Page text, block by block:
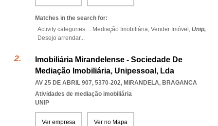
Matches in the search for:
Activity categories: ...Mediação Imobiliária, Vender Imóvel, Unip,
Desejo arrendar...
Imobiliária Mirandelense - Sociedade De
Mediação Imobiliária, Unipessoal, Lda
AV 25 DE ABRIL 907, 5370-202, MIRANDELA, BRAGANCA
Atividades de mediação imobiliária
UNIP
Ver empresa Ver no Mapa